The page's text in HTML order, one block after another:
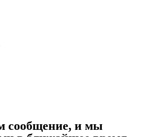
сообщение, и мы